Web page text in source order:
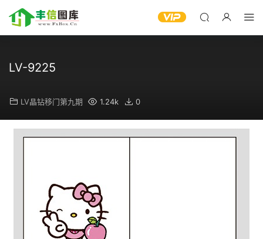
LV-9225
LV晶钻移门第九期 1.24k 0